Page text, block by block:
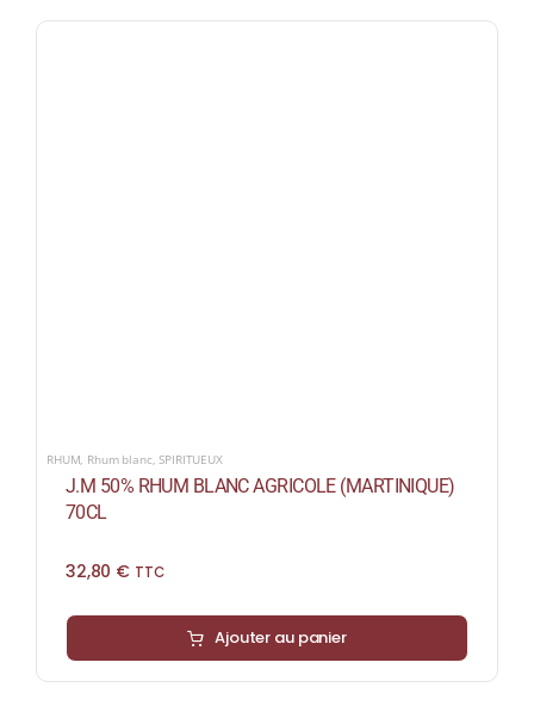
RHUM, Rhum blanc,SPIRITUEUX
J.M 50% RHUM BLANC AGRICOLE (MARTINIQUE)
70CL
32,80 € TTC
Ajouter au panier